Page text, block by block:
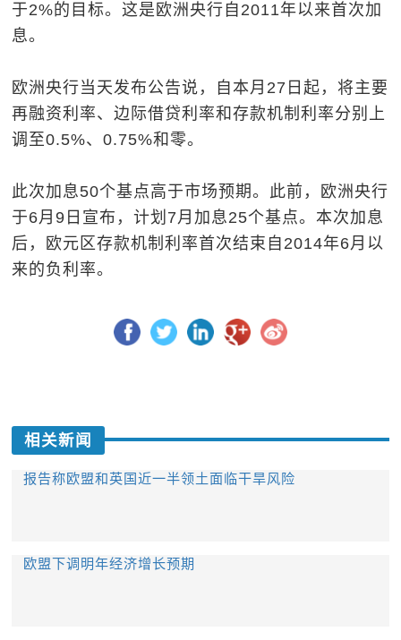
于2%的目标。这是欧洲央行自2011年以来首次加
息。
欧洲央行当天发布公告说，自本月27日起，将主要
再融资利率、边际借贷利率和存款机制利率分别上
调至0.5%、0.75%和零。
此次加息50个基点高于市场预期。此前，欧洲央行
于6月9日宣布，计划7月加息25个基点。本次加息
后，欧元区存款机制利率首次结束自2014年6月以
来的负利率。
相关新闻
报告称欧盟和英国近一半领土面临干旱风险
欧盟下调明年经济增长预期